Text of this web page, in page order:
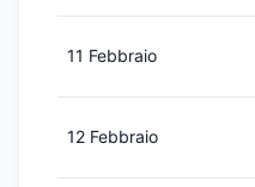
11 Febbraio
12 Febbraio